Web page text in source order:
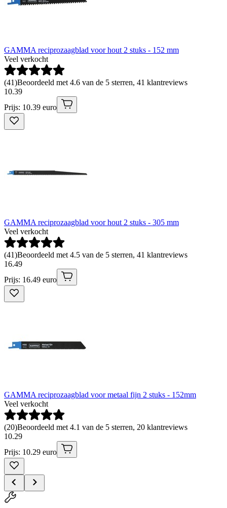
GAMMA reciprozaagblad voor hout 2 stuks - 152 mm
Veel verkocht
(41)Beoordeeld met 4.6 van de 5 sterren, 41 klantreviews
10.39
Prijs: 10.39 euro
GAMMA reciprozaagblad voor hout 2 stuks - 305 mm
Veel verkocht
(41)Beoordeeld met 4.5 van de 5 sterren, 41 klantreviews
16.49
Prijs: 16.49 euro
GAMMA reciprozaagblad voor metaal fijn 2 stuks - 152mm
Veel verkocht
(20)Beoordeeld met 4.1 van de 5 sterren, 20 klantreviews
10.29
Prijs: 10.29 euro